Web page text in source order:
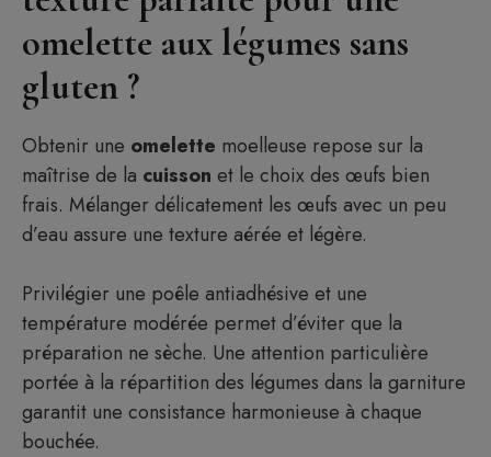
omelette aux légumes sans
gluten ?
Obtenir une omelette moelleuse repose sur la
maîtrise de la cuisson et le choix des œufs bien
frais. Mélanger délicatement les œufs avec un peu
d’eau assure une texture aérée et légère.
Privilégier une poêle antiadhésive et une
température modérée permet d’éviter que la
préparation ne sèche. Une attention particulière
portée à la répartition des légumes dans la garniture
garantit une consistance harmonieuse à chaque
bouchée.